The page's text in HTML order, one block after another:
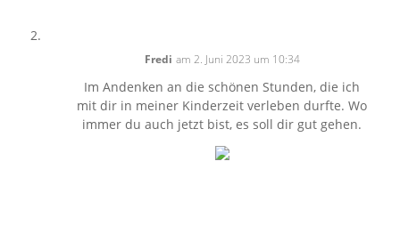
Fredi am 2. Juni 2023 um 10:34
Im Andenken an die schönen Stunden, die ich
mit dir in meiner Kinderzeit verleben durfte. Wo
immer du auch jetzt bist, es soll dir gut gehen.